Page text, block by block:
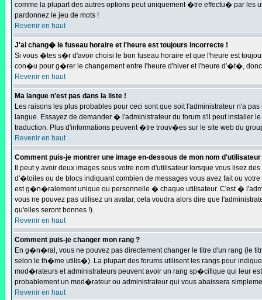
comme la plupart des autres options peut uniquement �tre effectu� par
pardonnez le jeu de mots !
Revenir en haut
J'ai chang� le fuseau horaire et l'heure est toujours incorrecte !
Si vous �tes s�r d'avoir choisi le bon fuseau horaire et que l'heure est
con�u pour g�rer le changement entre l'heure d'hiver et l'heure d'�t�,
Revenir en haut
Ma langue n'est pas dans la liste !
Les raisons les plus probables pour ceci sont que soit l'administrateur n'a
langue. Essayez de demander � l'administrateur du forum s'il peut installer
traduction. Plus d'informations peuvent �tre trouv�es sur le site web du
Revenir en haut
Comment puis-je montrer une image en-dessous de mon nom d'utilisateur
Il peut y avoir deux images sous votre nom d'utilisateur lorsque vous lisez
d'�toiles ou de blocs indiquant combien de messages vous avez fait ou
est g�n�ralement unique ou personnelle � chaque utilisateur. C'est �
vous ne pouvez pas utilisez un avatar, cela voudra alors dire que
qu'elles seront bonnes !).
Revenir en haut
Comment puis-je changer mon rang ?
En g�n�ral, vous ne pouvez pas directement changer le titre d'un rang (le
selon le th�me utilis�). La plupart des forums utilisent les rangs pour
mod�rateurs et administrateurs peuvent avoir un rang sp�cifique qui leur
probablement un mod�rateur ou administrateur qui vous abaissera
Revenir en haut